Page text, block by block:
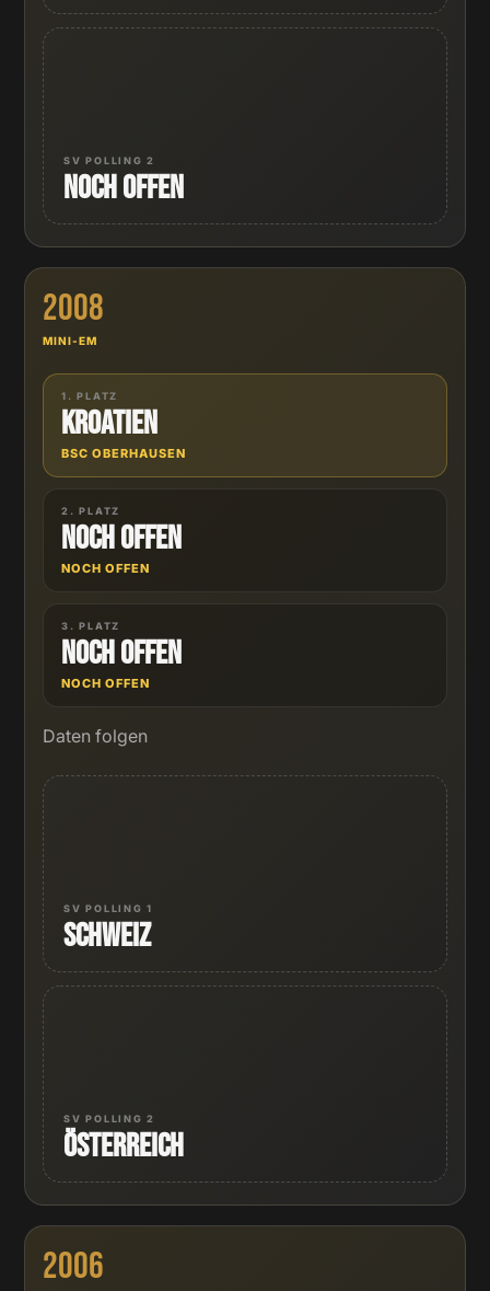
SV POLLING 2
Noch offen
2008
MINI-EM
1. PLATZ
Kroatien
BSC OBERHAUSEN
2. PLATZ
Noch offen
NOCH OFFEN
3. PLATZ
Noch offen
NOCH OFFEN
Daten folgen
SV POLLING 1
Schweiz
SV POLLING 2
Österreich
2006